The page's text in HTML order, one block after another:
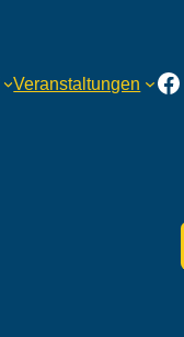
Veranstaltungen